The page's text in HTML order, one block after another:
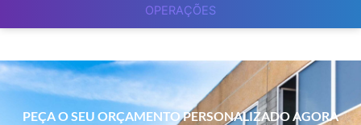
OPERAÇÕES
PEÇA O SEU ORÇAMENTO PERSONALIZADO AGORA